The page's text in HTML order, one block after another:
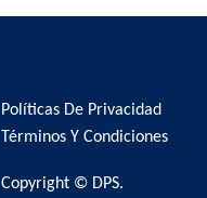
Políticas De Privacidad
Términos Y Condiciones
Copyright © DPS.